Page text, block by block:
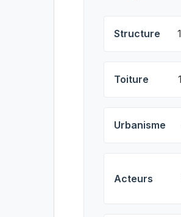
Structure
Toiture
Urbanisme
Acteurs